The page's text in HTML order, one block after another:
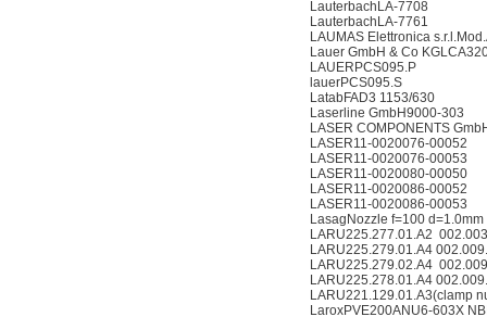
LauterbachLA-7708
LauterbachLA-7761
LAUMAS Elettronica
Lauer GmbH & Co
LAUERPCS095.P
lauerPCS095.S
LatabFAD3 1153/630
Laserline GmbH9000-303
LASER COMPONENTS
LASER11-0020076-00052
LASER11-0020076-00053
LASER11-0020080-00050
LASER11-0020086-00052
LASER11-0020086-00053
LasagNozzle f=100
LARU225.277.01.A2
LARU225.279.01.A4
LARU225.279.02.A4
LARU225.278.01.A4
LARU221.129.01.A3(clamp
LaroxPVE200ANU6-603X